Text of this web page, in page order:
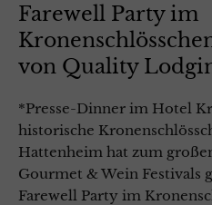
Farewell Party im
von Quality
*Presse-Dinner im Hotel
historische
Hattenheim hat zum
Gourmet & Wein Festivals
Farewell Party im